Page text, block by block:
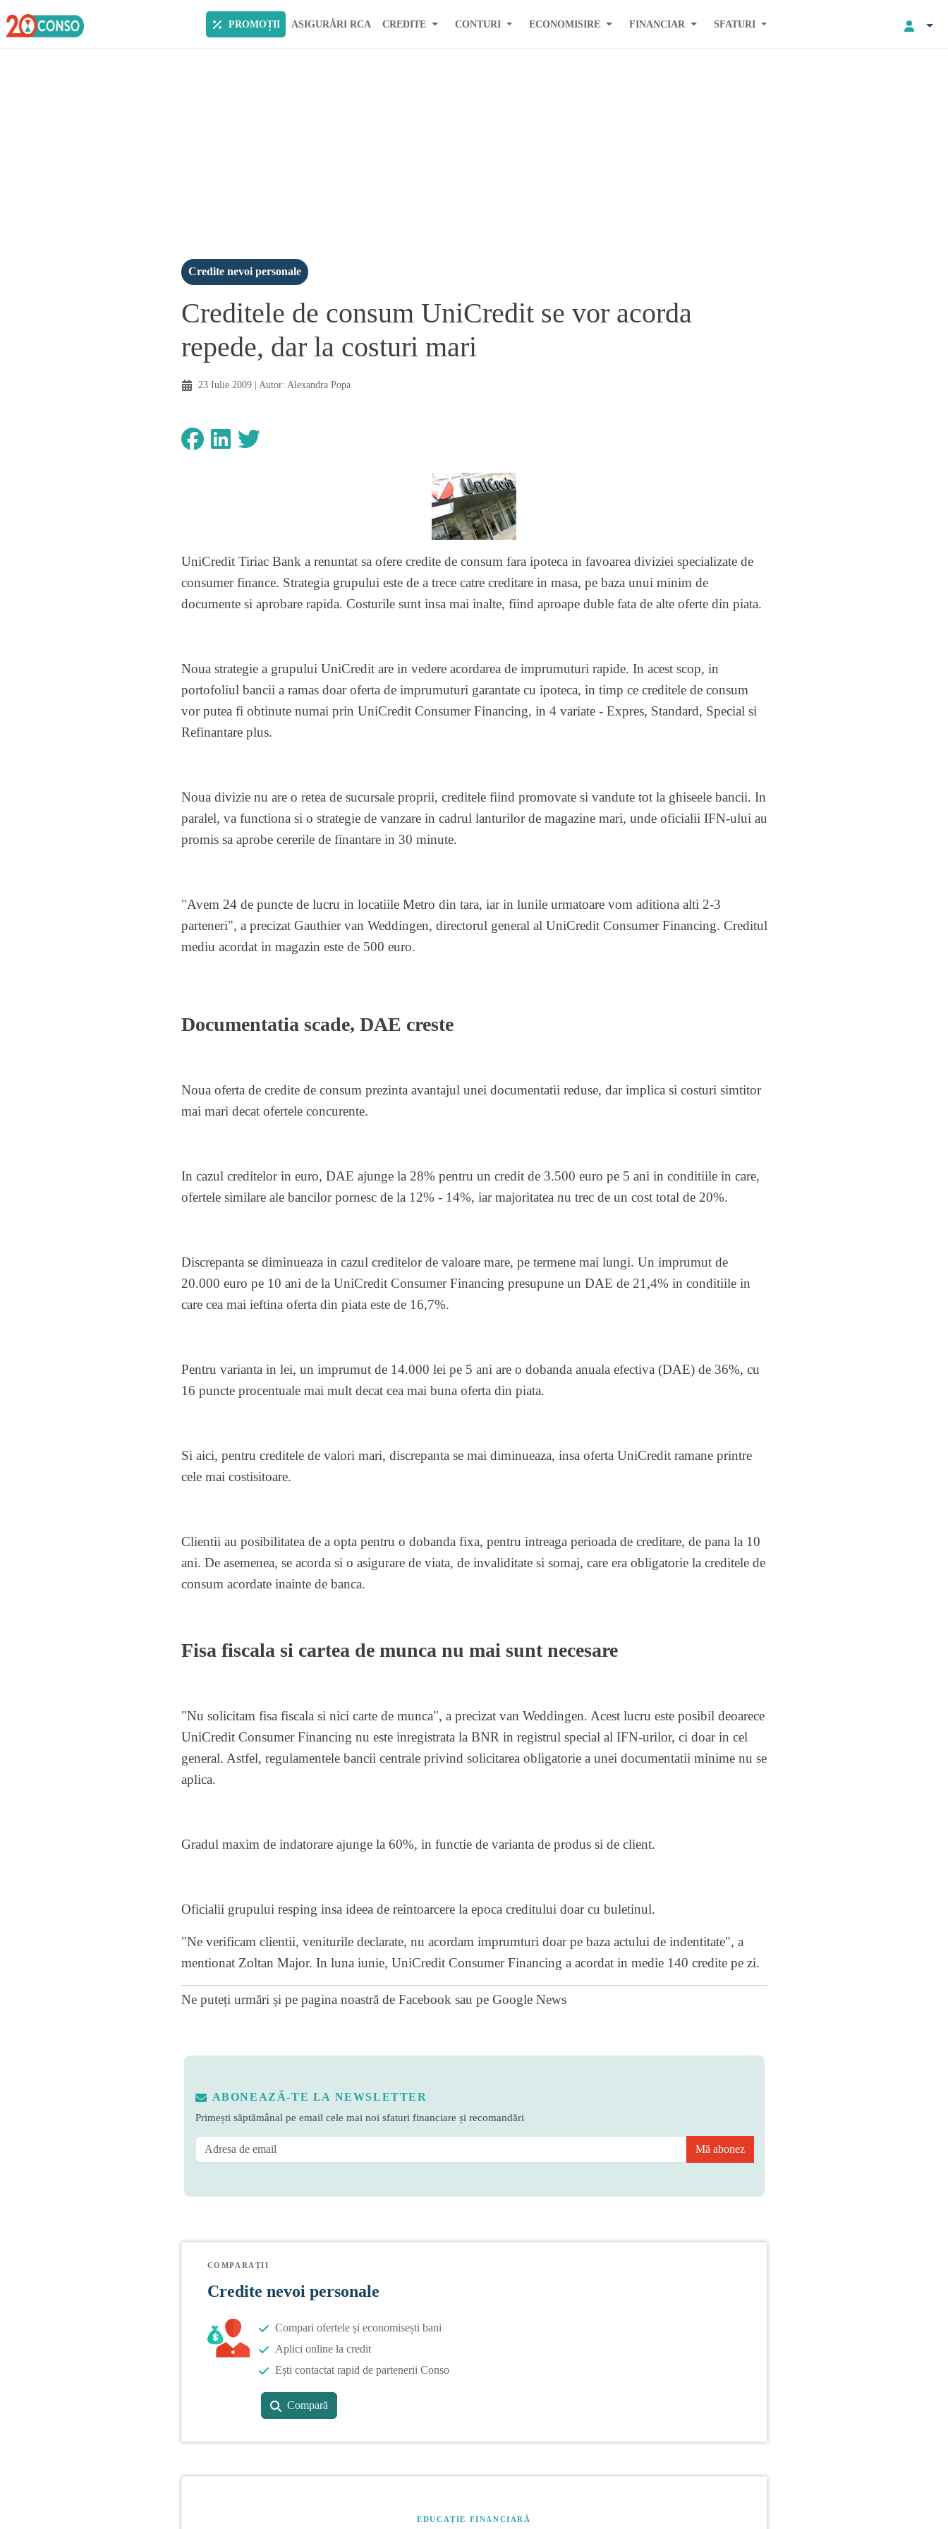
PROMOȚII ASIGURĂRI RCA CREDITE CONTURI ECONOMISIRE FINANCIAR SFATURI
Credite nevoi personale
Creditele de consum UniCredit se vor acorda
repede, dar la costuri mari
23 Iulie 2009| Autor: Alexandra Popa
UniCredit Tiriac Bank a renuntat sa ofere credite de consum fara ipoteca in favoarea diviziei specializate de
consumer finance. Strategia grupului este de a trece catre creditare in masa, pe baza unui minim de
documente si aprobare rapida. Costurile sunt insa mai inalte, fiind aproape duble fata de alte oferte din piata.
Noua strategie a grupului UniCredit are in vedere acordarea de imprumuturi rapide. In acest scop, in
portofoliul bancii a ramas doar oferta de imprumuturi garantate cu ipoteca, in timp ce creditele de consum
vor putea fi obtinute numai prin UniCredit Consumer Financing, in 4 variate - Expres, Standard, Special si
Refinantare plus.
Noua divizie nu are o retea de sucursale proprii, creditele fiind promovate si vandute tot la ghiseele bancii. In
paralel, va functiona si o strategie de vanzare in cadrul lanturilor de magazine mari, unde oficialii IFN-ului au
promis sa aprobe cererile de finantare in 30 minute.
"Avem 24 de puncte de lucru in locatiile Metro din tara, iar in lunile urmatoare vom aditiona alti 2-3
parteneri", a precizat Gauthier van Weddingen, directorul general al UniCredit Consumer Financing. Creditul
mediu acordat in magazin este de 500 euro.
Documentatia scade, DAE creste
Noua oferta de credite de consum prezinta avantajul unei documentatii reduse, dar implica si costuri simtitor
mai mari decat ofertele concurente.
In cazul creditelor in euro, DAE ajunge la 28% pentru un credit de 3.500 euro pe 5 ani in conditiile in care,
ofertele similare ale bancilor pornesc de la 12% - 14%, iar majoritatea nu trec de un cost total de 20%.
Discrepanta se diminueaza in cazul creditelor de valoare mare, pe termene mai lungi. Un imprumut de
20.000 euro pe 10 ani de la UniCredit Consumer Financing presupune un DAE de 21,4% in conditiile in
care cea mai ieftina oferta din piata este de 16,7%.
Pentru varianta in lei, un imprumut de 14.000 lei pe 5 ani are o dobanda anuala efectiva (DAE) de 36%, cu
16 puncte procentuale mai mult decat cea mai buna oferta din piata.
Si aici, pentru creditele de valori mari, discrepanta se mai diminueaza, insa oferta UniCredit ramane printre
cele mai costisitoare.
Clientii au posibilitatea de a opta pentru o dobanda fixa, pentru intreaga perioada de creditare, de pana la 10
ani. De asemenea, se acorda si o asigurare de viata, de invaliditate si somaj, care era obligatorie la creditele de
consum acordate inainte de banca.
Fisa fiscala si cartea de munca nu mai sunt necesare
"Nu solicitam fisa fiscala si nici carte de munca", a precizat van Weddingen. Acest lucru este posibil deoarece
UniCredit Consumer Financing nu este inregistrata la BNR in registrul special al IFN-urilor, ci doar in cel
general. Astfel, regulamentele bancii centrale privind solicitarea obligatorie a unei documentatii minime nu se
aplica.
Gradul maxim de indatorare ajunge la 60%, in functie de varianta de produs si de client.
Oficialii grupului resping insa ideea de reintoarcere la epoca creditului doar cu buletinul.
"Ne verificam clientii, veniturile declarate, nu acordam imprumturi doar pe baza actului de indentitate", a
mentionat Zoltan Major. In luna iunie, UniCredit Consumer Financing a acordat in medie 140 credite pe zi.
Ne puteți urmări și pe pagina noastră de Facebook sau pe Google News
ABONEAZĂ-TE LA NEWSLETTER
Primești săptămânal pe email cele mai noi sfaturi financiare și recomandări
Mă abonez
COMPARAȚII
Credite nevoi personale
Compari ofertele și economisești bani
Aplici online la credit
Ești contactat rapid de partenerii Conso
Compară
EDUCAȚIE FINANCIARĂ